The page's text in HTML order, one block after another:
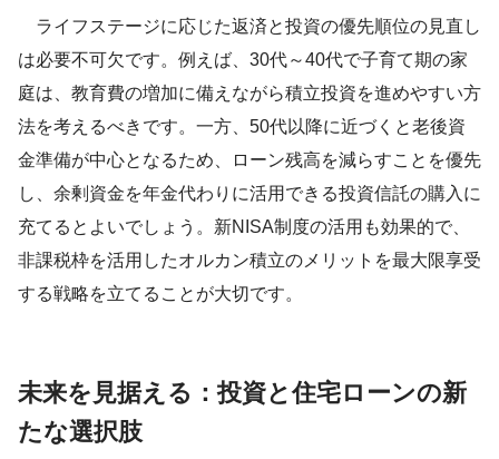
ライフステージに応じた返済と投資の優先順位の見直し
は必要不可欠です。例えば、30代～40代で子育て期の家
庭は、教育費の増加に備えながら積立投資を進めやすい方
法を考えるべきです。一方、50代以降に近づくと老後資
金準備が中心となるため、ローン残高を減らすことを優先
し、余剰資金を年金代わりに活用できる投資信託の購入に
充てるとよいでしょう。新NISA制度の活用も効果的で、
非課税枠を活用したオルカン積立のメリットを最大限享受
する戦略を立てることが大切です。
未来を見据える：投資と住宅ローンの新
たな選択肢